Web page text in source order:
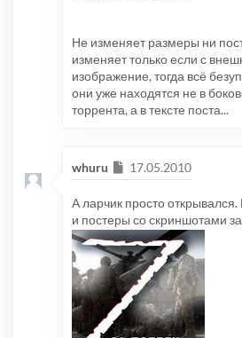
Не изменяет размеры ни
изменяет только если с
изображение, тогда всё
они уже находятся не в
торрента, а в тексте поста...
whuru Сообщение
17.05.2010
А ларчик просто
и постеры со скриншотами